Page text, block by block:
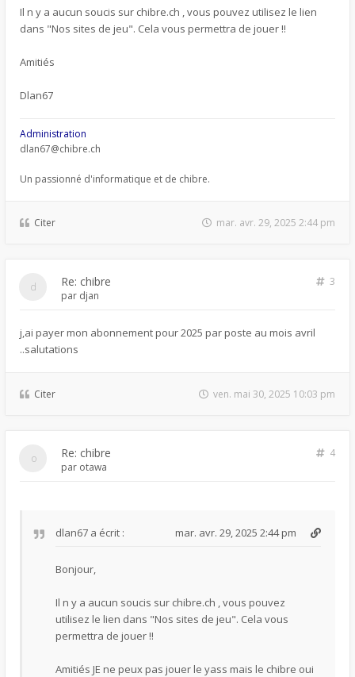
Il n y a aucun soucis sur chibre.ch , vous pouvez utilisez le lien
dans "Nos sites de jeu". Cela vous permettra de jouer !!
Amitiés
Dlan67
Administration
dlan67@chibre.ch
Un passionné d'informatique et de chibre.
Citer mar. avr. 29, 2025 2:44 pm
Re: chibre
3
par djan
j,ai payer mon abonnement pour 2025 par poste au mois avril
..salutations
Citer ven. mai 30, 2025 10:03 pm
Re: chibre
4
par otawa
dlan67 a écrit : mar. avr. 29, 2025 2:44 pm
Bonjour,
Il n y a aucun soucis sur chibre.ch , vous pouvez
utilisez le lien dans "Nos sites de jeu". Cela vous
permettra de jouer !!
Amitiés JE ne peux pas jouer le yass mais le chibre oui